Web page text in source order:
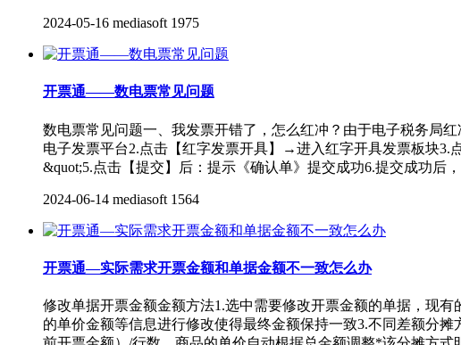
2024-05-16 mediasoft 1975
开票通——数电票常见问题
数电票常见问题一、我发票开错了，怎么红冲？由于电子税务局
电子发票平台2.点击【红字发票开具】→进入红字开具发票板块
&quot;5.点击【提交】后：提示《确认单》提交成功6.提交成功后，
2024-06-14 mediasoft 1564
开票通—实际需求开票金额和单据金额不一致怎么办
修改单据开票金额金额方法1.选中需要修改开票金额的单据，现
的单价金额等信息进行修改使得最终金额保持一致3.不同差额分